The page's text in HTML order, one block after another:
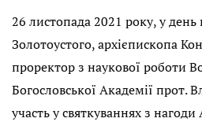
26 листопада 2021 року, у день
Золотоустого, архієпископа
проректор з наукової роботи
Богословської Академії прот.
участь у святкуваннях з